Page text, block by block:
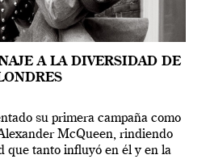
A LA DIVERSIDAD DE
su primera campaña como
McQueen, rindiendo
que tanto influyó en él y en la